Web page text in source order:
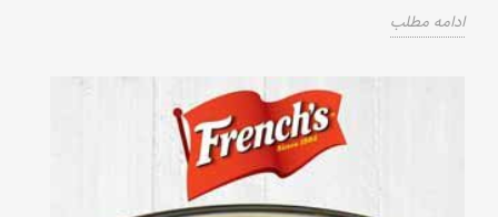
ادامه مطلب